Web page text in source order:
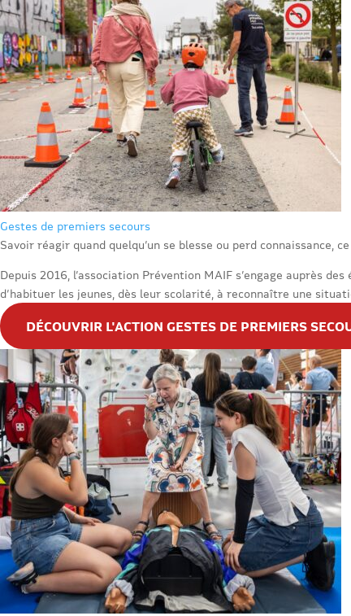
Gestes de premiers secours
Savoir réagir quand quelqu’un se blesse ou perd connaissance,
Depuis 2016, l’association Prévention MAIF s’engage auprès
d’habituer les jeunes, dès leur scolarité, à reconnaître une
DÉCOUVRIR L'ACTION GESTES DE PREMIERS